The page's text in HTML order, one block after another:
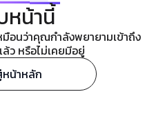
หน้านี้
อนว่าคุณกำลังพยายามเข้าถึง
ว หรือไม่เคยมีอยู่
น้าหลัก